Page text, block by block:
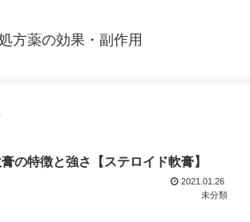
方薬の効果・副作用
の特徴と強さ【ステロイド軟膏】
2021.01.26
未分類